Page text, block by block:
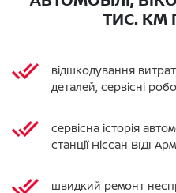
ТИС. КМ
відшкодування
деталей, сервісні
сервісна історія
станції Ніссан ВІДІ
швидкий ремонт